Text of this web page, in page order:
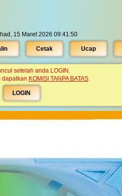
15 Maret 2026 09:41:50
Cetak Ucap
setelah anda LOGIN.
KOMISI TANPA BATAS.
LOGIN